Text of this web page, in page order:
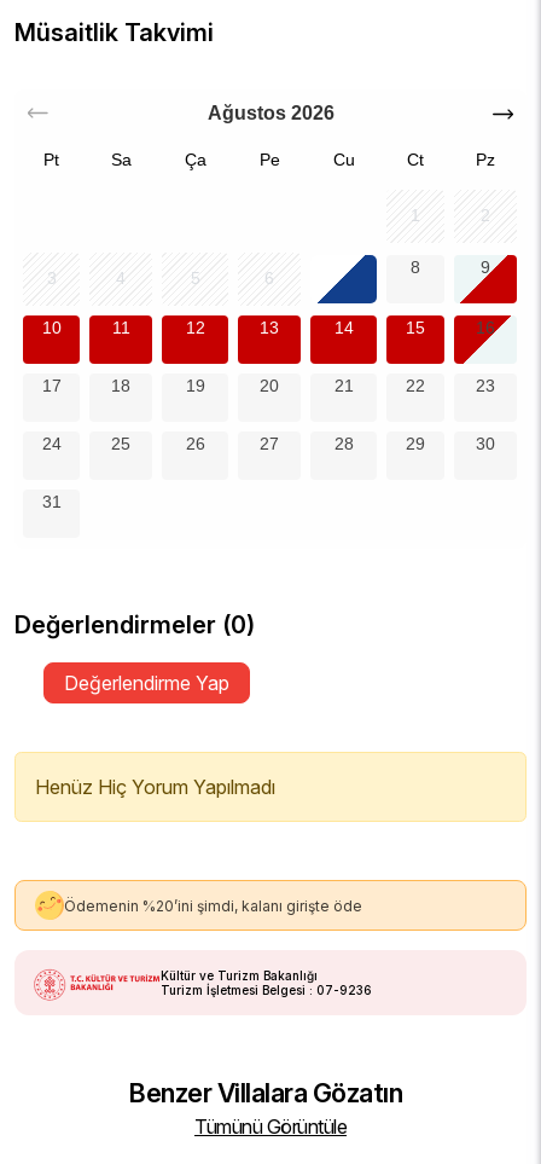
Müsaitlik Takvimi
Ağustos 2026
Pt Sa Ça Pe Cu Ct Pz
1 2
3 4 5 6
8 9
10 11 12 13 14 15 16
17 18 19 20 21 22 23
24 25 26 27 28 29 30
31
Değerlendirmeler (0)
Değerlendirme Yap
Henüz Hiç Yorum Yapılmadı
Ödemenin %20’ini şimdi, kalanı girişte öde
Kültür ve Turizm Bakanlığı
Turizm İşletmesi Belgesi : 07-9236
Benzer Villalara Gözatın
Tümünü Görüntüle